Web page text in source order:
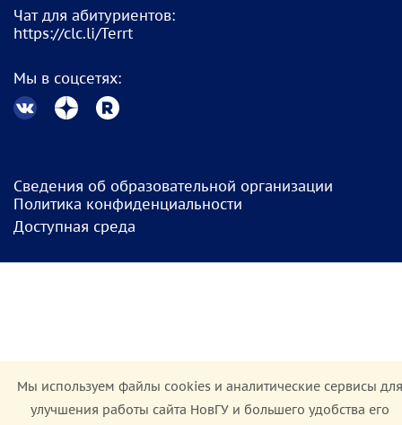
Чат для абитуриентов:
https://clc.li/Terrt
Мы в соцсетях:
Сведения об образовательной организации
Политика конфиденциальности
Доступная среда
Мы используем файлы cookies и аналитические сервисы для
улучшения работы сайта НовГУ и большего удобства его